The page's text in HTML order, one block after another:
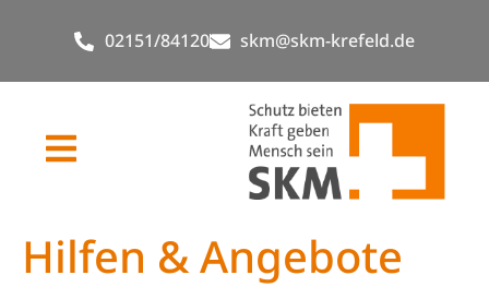
02151/84120 skm@skm-krefeld.de
Hilfen & Angebote